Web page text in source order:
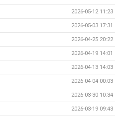
2026-05-12 11:23
2026-05-03 17:31
2026-04-25 20:22
2026-04-19 14:01
2026-04-13 14:03
2026-04-04 00:03
2026-03-30 10:34
2026-03-19 09:43